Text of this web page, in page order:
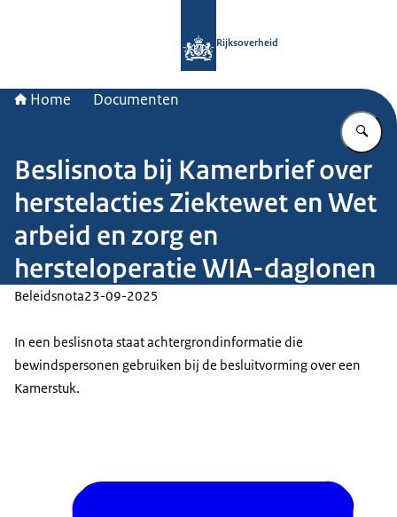
Rijksoverheid
Home Documenten
Beslisnota bij Kamerbrief over
herstelacties Ziektewet en Wet
arbeid en zorg en
hersteloperatie WIA-daglonen
Beleidsnota23-09-2025
In een beslisnota staat achtergrondinformatie die
bewindspersonen gebruiken bij de besluitvorming over een
Kamerstuk.